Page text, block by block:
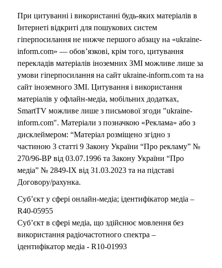
При цитуванні і використанні будь-яких матеріалів в
Інтернеті відкриті для пошукових систем
гіперпосилання не нижче першого абзацу на «ukraine-
inform.com» — обов’язкові, крім того, цитування
перекладів матеріалів іноземних ЗМІ можливе лише за
умови гіперпосилання на сайт ukraine-inform.com та на
сайт іноземного ЗМІ. Цитування і використання
матеріалів у офлайн-медіа, мобільних додатках,
SmartTV можливе лише з письмової згоди "ukraine-
inform.com". Матеріали з позначкою «Реклама» або з
дисклеймером: “Матеріал розміщено згідно з
частиною 3 статті 9 Закону України “Про рекламу” №
270/96-ВР від 03.07.1996 та Закону України “Про
медіа” № 2849-IX від 31.03.2023 та на підставі
Договору/рахунка.
Суб’єкт у сфері онлайн-медіа; ідентифікатор медіа –
R40-05955
Суб’єкт в сфері медіа, що здійснює мовлення без
використання радіочастотного спектра –
ідентифікатор медіа - R10-01993